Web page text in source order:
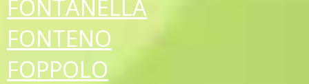
FONTANELLA
FONTENO
FOPPOLO